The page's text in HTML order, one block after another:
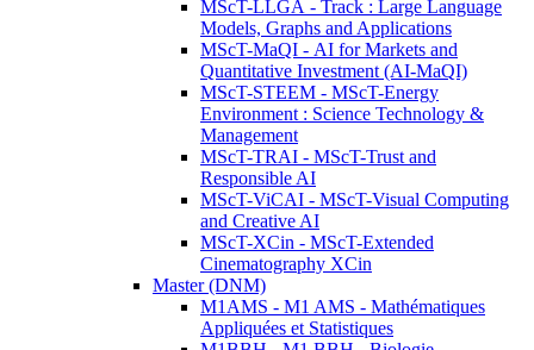
MScT-LLGA - Track : Large Language
Models, Graphs and Applications
MScT-MaQI - AI for Markets and
Quantitative Investment (AI-MaQI)
MScT-STEEM - MScT-Energy
Environment : Science Technology &
Management
MScT-TRAI - MScT-Trust and
Responsible AI
MScT-ViCAI - MScT-Visual Computing
and Creative AI
MScT-XCin - MScT-Extended
Cinematography XCin
Master (DNM)
M1AMS - M1 AMS - Mathématiques
Appliquées et Statistiques